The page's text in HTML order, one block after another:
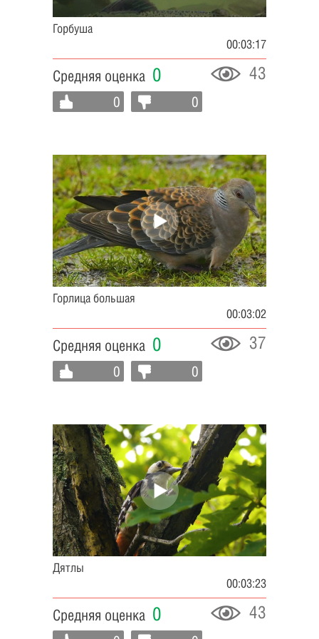
Горбуша
00:03:17
Средняя оценка 0 43
0 0
Горлица большая
00:03:02
Средняя оценка 0 37
0 0
Дятлы
00:03:23
Средняя оценка 0 43